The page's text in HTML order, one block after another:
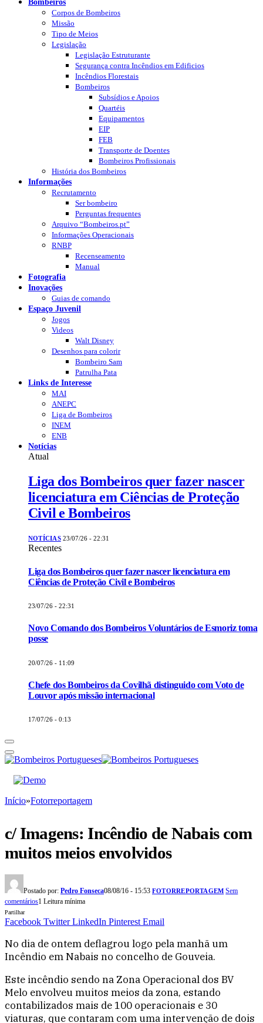
Corpos de Bombeiros
Missão
Tipo de Meios
Legislação
Legislação Estruturante
Segurança contra Incêndios em Edificios
Incêndios Florestais
Bombeiros
Subsídios e Apoios
Quartéis
Equipamentos
EIP
FEB
Transporte de Doentes
Bombeiros Profissionais
História dos Bombeiros
Informações
Recrutamento
Ser bombeiro
Perguntas frequentes
Arquivo “Bombeiros.pt”
Informações Operacionais
RNBP
Recenseamento
Manual
Fotografia
Inovações
Guias de comando
Espaço Juvenil
Jogos
Videos
Walt Disney
Desenhos para colorir
Bombeiro Sam
Patrulha Pata
Links de Interesse
MAI
ANEPC
Liga de Bombeiros
INEM
ENB
Notícias
Atual
Liga dos Bombeiros quer fazer nascer
licenciatura em Ciências de Proteção
Civil e Bombeiros
NOTÍCIAS 23/07/26 - 22:31
Recentes
Liga dos Bombeiros quer fazer nascer licenciatura em
Ciências de Proteção Civil e Bombeiros
23/07/26 - 22:31
Novo Comando dos Bombeiros Voluntários de Esmoriz toma
posse
20/07/26 - 11:09
Chefe dos Bombeiros da Covilhã distinguido com Voto de
Louvor após missão internacional
17/07/26 - 0:13
Início»Fotorreportagem
c/ Imagens: Incêndio de Nabais com
muitos meios envolvidos
Postado por: Pedro Fonseca08/08/16 - 15:53 FOTORREPORTAGEM Sem
comentários1 Leitura mínima
Partilhar
Facebook Twitter LinkedIn Pinterest Email
No dia de ontem deflagrou logo pela manhã um
Incêndio em Nabais no concelho de Gouveia.
Este incêndio sendo na Zona Operacional dos BV
Melo envolveu muitos meios da zona, estando
contabilizados mais de 100 operacionais e 30
viaturas, que contaram com uma intervenção de dois